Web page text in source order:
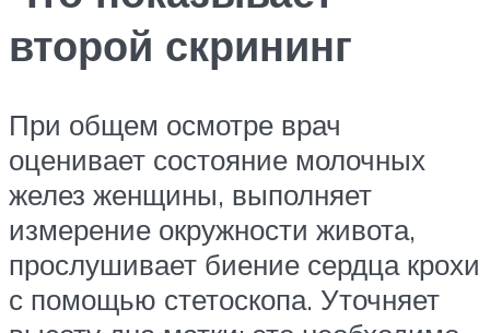
второй скрининг
При общем осмотре врач
оценивает состояние молочных
желез женщины, выполняет
измерение окружности живота,
прослушивает биение сердца крохи
с помощью стетоскопа. Уточняет